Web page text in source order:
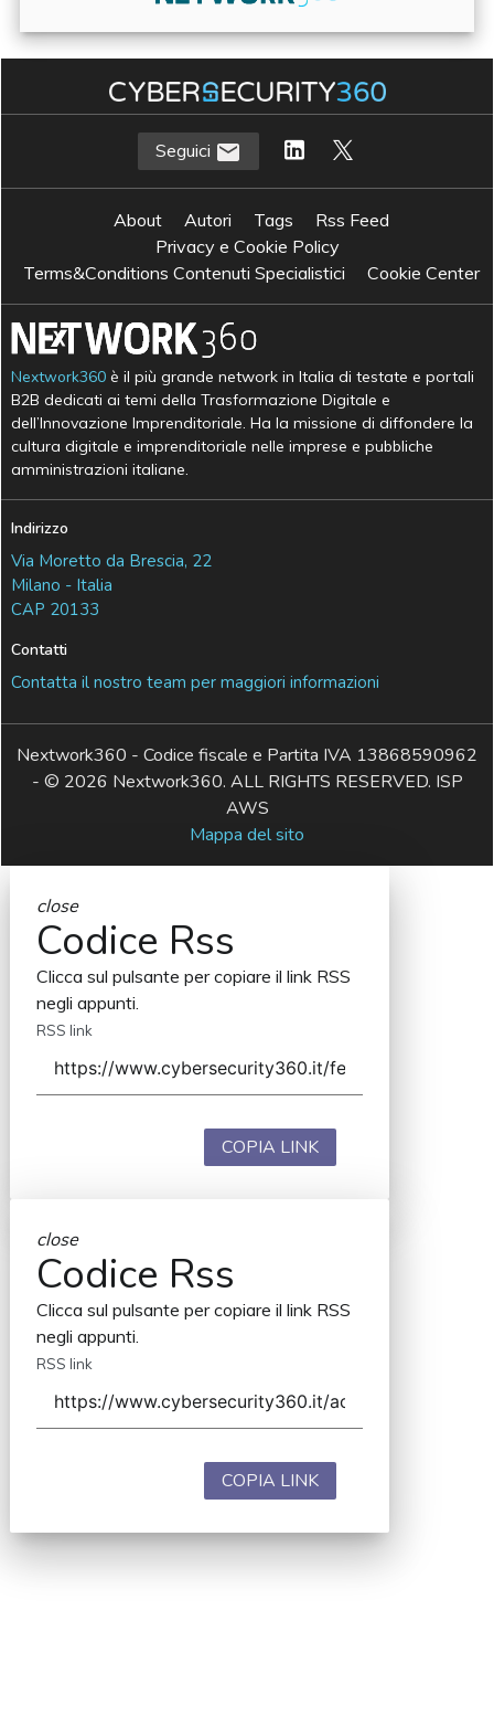
Seguici
About Autori Tags
Rss Feed
Privacy e Cookie Policy
Terms&Conditions Contenuti Specialistici
Cookie Center
Nextwork360 è il più grande network in Italia di testate e portali
B2B dedicati ai temi della Trasformazione Digitale e
dell’Innovazione Imprenditoriale. Ha la missione di diffondere la
cultura digitale e imprenditoriale nelle imprese e pubbliche
amministrazioni italiane.
Indirizzo
Via Moretto da Brescia, 22
Milano - Italia
CAP 20133
Contatti
Contatta il nostro team per maggiori informazioni
Nextwork360 - Codice fiscale e Partita IVA 13868590962
- © 2026 Nextwork360. ALL RIGHTS RESERVED. ISP
AWS
Mappa del sito
close
Codice Rss
Clicca sul pulsante per copiare il link RSS
negli appunti.
RSS link
COPIA LINK
close
Codice Rss
Clicca sul pulsante per copiare il link RSS
negli appunti.
RSS link
COPIA LINK